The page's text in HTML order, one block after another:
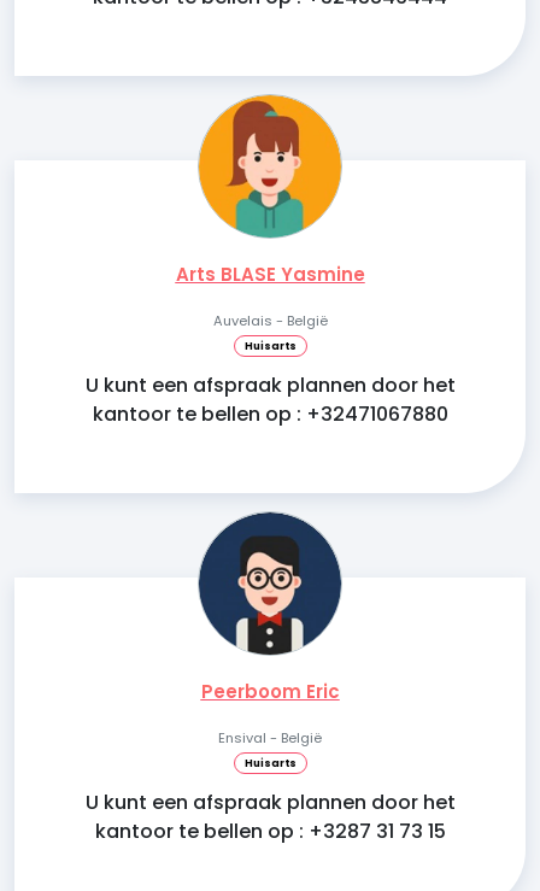
Arts BLASE Yasmine
Auvelais - België
Huisarts
U kunt een afspraak plannen door het
kantoor te bellen op : +32471067880
Peerboom Eric
Ensival - België
Huisarts
U kunt een afspraak plannen door het
kantoor te bellen op : +3287 31 73 15